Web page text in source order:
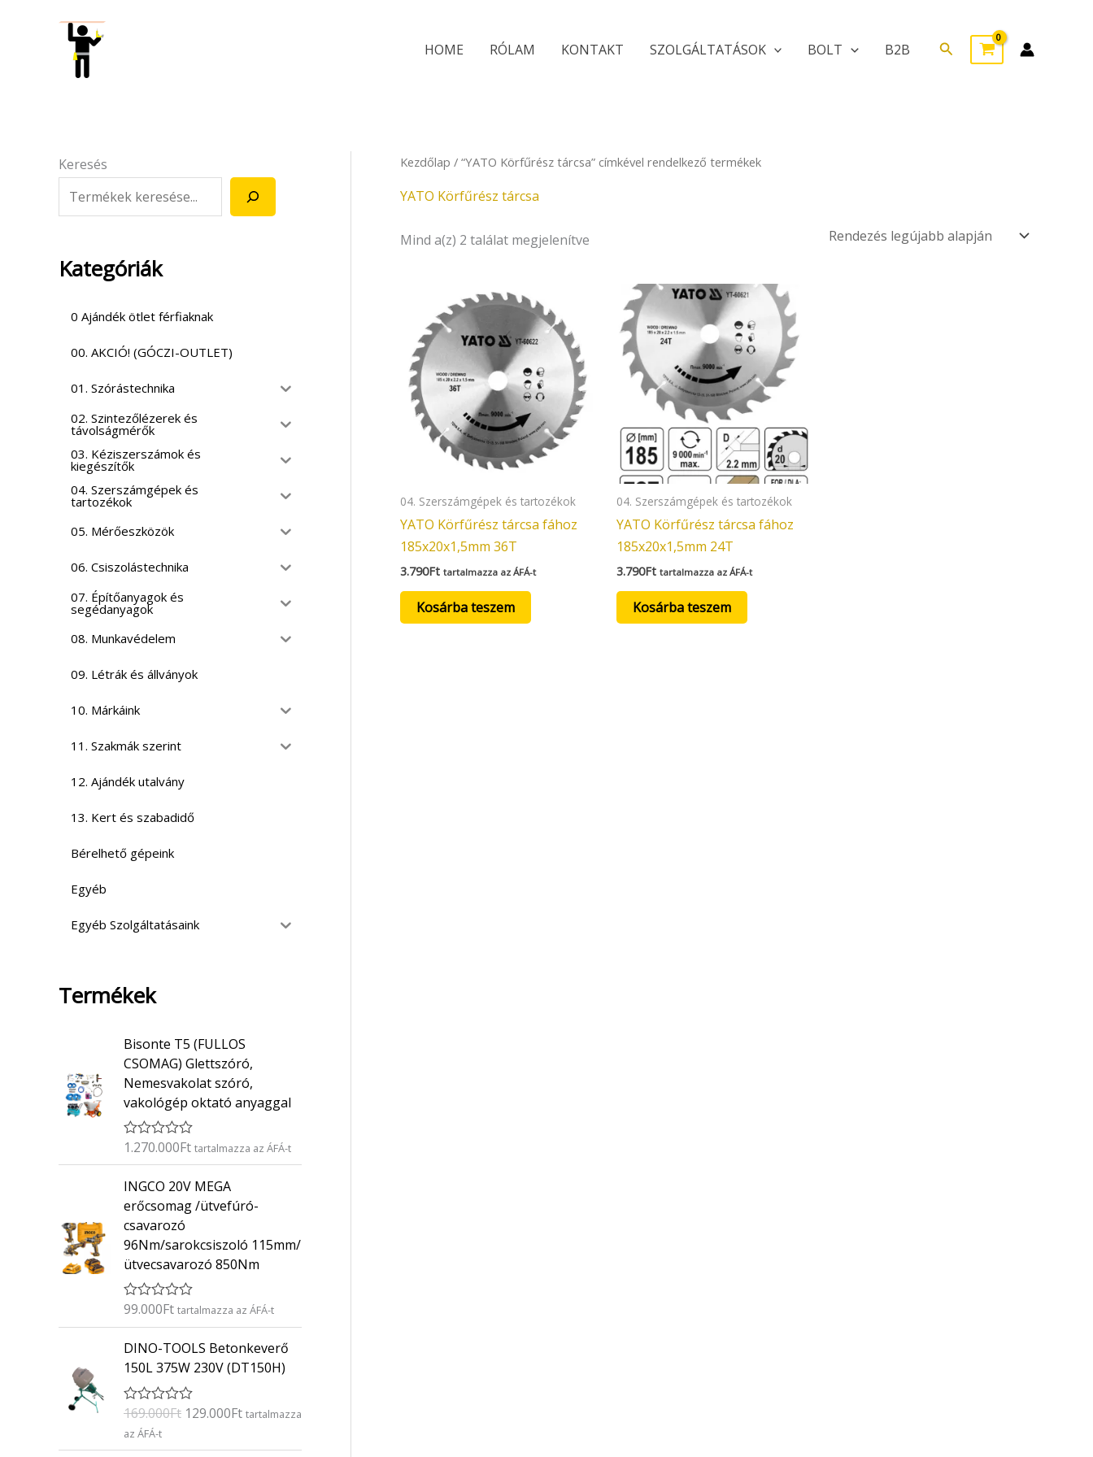
HOME RÓLAM KONTAKT SZOLGÁLTATÁSOK BOLT B2B Search
Keresés
Kategóriák
0 Ajándék ötlet férfiaknak
00. AKCIÓ! (GÓCZI-OUTLET)
01. Szórástechnika
02. Szintezőlézerek és
távolságmérők
03. Kéziszerszámok és
kiegészítők
04. Szerszámgépek és
tartozékok
05. Mérőeszközök
06. Csiszolástechnika
07. Építőanyagok és
segédanyagok
08. Munkavédelem
09. Létrák és állványok
10. Márkáink
11. Szakmák szerint
12. Ajándék utalvány
13. Kert és szabadidő
Bérelhető gépeink
Egyéb
Egyéb Szolgáltatásaink
Termékek
Bisonte T5 (FULLOS
CSOMAG) Glettszóró,
Nemesvakolat szóró,
vakológép oktató anyaggal
É
é
e
l
é
s
:
/
5
1.270.000Ft tartalmazza az ÁFÁ-t
INGCO 20V MEGA
erőcsomag /ütvefúró-
csavarozó
96Nm/sarokcsiszoló 115mm/
ütvecsavarozó 850Nm
É
é
k
e
é
s
0
/
99.000Ft tartalmazza az ÁFÁ-t
DINO-TOOLS Betonkeverő
150L 375W 230V (DT150H)
É
t
é
169.000Ft
O
r
g
129.000Ft
C
u
etartalmazza
az ÁFÁ-t
Kezdőlap / “YATO Körfűrész tárcsa” címkével rendelkező termékek
YATO Körfűrész tárcsa
Mind a(z) 2 találat megjelenítve
04. Szerszámgépek és tartozékok
YATO Körfűrész tárcsa fához
185x20x1,5mm 36T
3.790Ft tartalmazza az ÁFÁ-t
Kosárba teszem
04. Szerszámgépek és tartozékok
YATO Körfűrész tárcsa fához
185x20x1,5mm 24T
3.790Ft tartalmazza az ÁFÁ-t
Kosárba teszem